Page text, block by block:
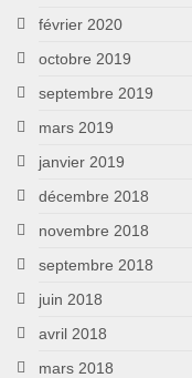
février 2020
octobre 2019
septembre 2019
mars 2019
janvier 2019
décembre 2018
novembre 2018
septembre 2018
juin 2018
avril 2018
mars 2018